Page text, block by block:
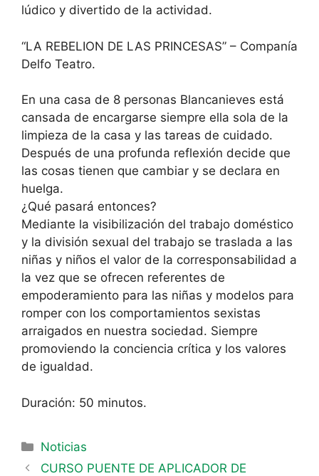
lúdico y divertido de la actividad.
“LA REBELION DE LAS PRINCESAS” – Companía
Delfo Teatro.
En una casa de 8 personas Blancanieves está
cansada de encargarse siempre ella sola de la
limpieza de la casa y las tareas de cuidado.
Después de una profunda reflexión decide que
las cosas tienen que cambiar y se declara en
huelga.
¿Qué pasará entonces?
Mediante la visibilización del trabajo doméstico
y la división sexual del trabajo se traslada a las
niñas y niños el valor de la corresponsabilidad a
la vez que se ofrecen referentes de
empoderamiento para las niñas y modelos para
romper con los comportamientos sexistas
arraigados en nuestra sociedad. Siempre
promoviendo la conciencia crítica y los valores
de igualdad.
Duración: 50 minutos.
Noticias
CURSO PUENTE DE APLICADOR DE